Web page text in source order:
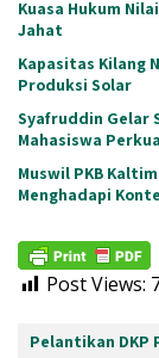
Kuasa Hukum
Jahat
Kapasitas Kilang
Produksi Solar
Syafruddin Gelar
Mahasiswa
Muswil PKB
Menghadapi
Post Views:
Pelantikan DKP